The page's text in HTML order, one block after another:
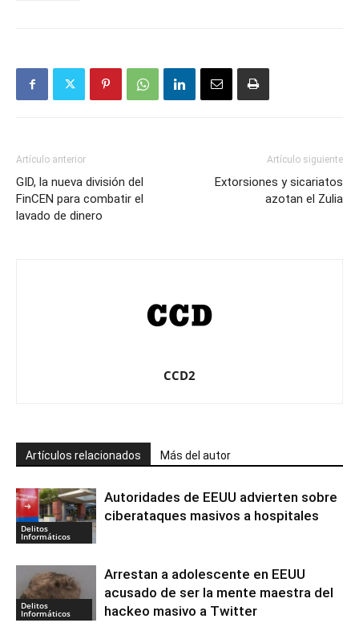
Artículo anterior
GID, la nueva división del
FinCEN para combatir el
lavado de dinero
Artículo siguiente
Extorsiones y sicariatos
azotan el Zulia
CCD2
Artículos relacionados Más del autor
Delitos
Informáticos
Autoridades de EEUU advierten sobre
ciberataques masivos a hospitales
Delitos
Informáticos
Arrestan a adolescente en EEUU
acusado de ser la mente maestra del
hackeo masivo a Twitter